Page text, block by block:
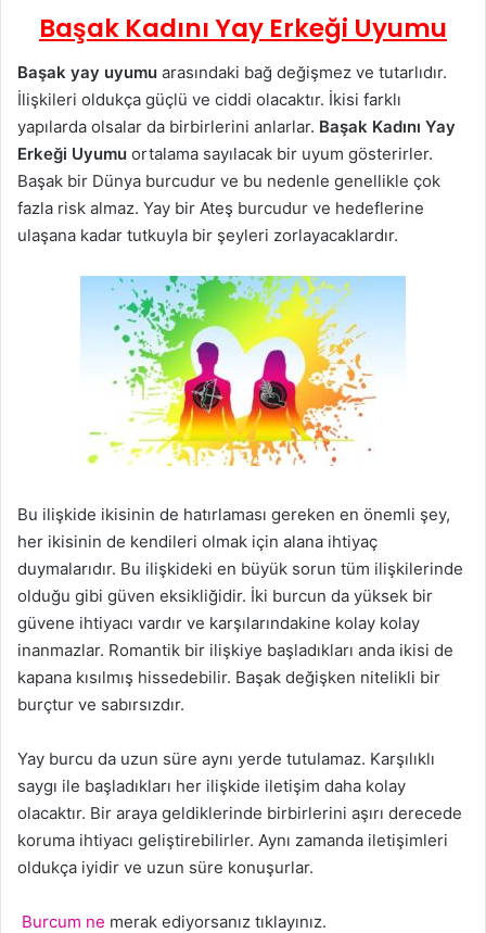
Başak Kadını Yay Erkeği Uyumu
Başak yay uyumu arasındaki bağ değişmez ve tutarlıdır.
İlişkileri oldukça güçlü ve ciddi olacaktır. İkisi farklı
yapılarda olsalar da birbirlerini anlarlar. Başak Kadını Yay
Erkeği Uyumu ortalama sayılacak bir uyum gösterirler.
Başak bir Dünya burcudur ve bu nedenle genellikle çok
fazla risk almaz. Yay bir Ateş burcudur ve hedeflerine
ulaşana kadar tutkuyla bir şeyleri zorlayacaklardır.
Bu ilişkide ikisinin de hatırlaması gereken en önemli şey,
her ikisinin de kendileri olmak için alana ihtiyaç
duymalarıdır. Bu ilişkideki en büyük sorun tüm ilişkilerinde
olduğu gibi güven eksikliğidir. İki burcun da yüksek bir
güvene ihtiyacı vardır ve karşılarındakine kolay kolay
inanmazlar. Romantik bir ilişkiye başladıkları anda ikisi de
kapana kısılmış hissedebilir. Başak değişken nitelikli bir
burçtur ve sabırsızdır.
Yay burcu da uzun süre aynı yerde tutulamaz. Karşılıklı
saygı ile başladıkları her ilişkide iletişim daha kolay
olacaktır. Bir araya geldiklerinde birbirlerini aşırı derecede
koruma ihtiyacı geliştirebilirler. Aynı zamanda iletişimleri
oldukça iyidir ve uzun süre konuşurlar.
Burcum ne merak ediyorsanız tıklayınız.